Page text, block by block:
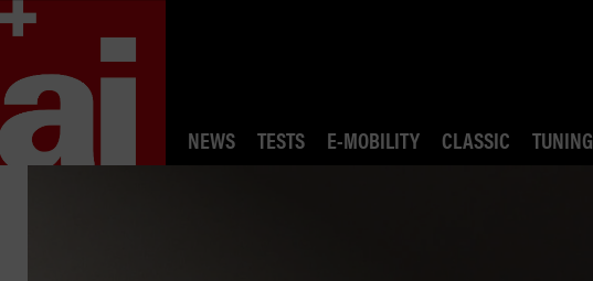
NEWS
TESTS E-MOBILITY CLASSIC TUNING